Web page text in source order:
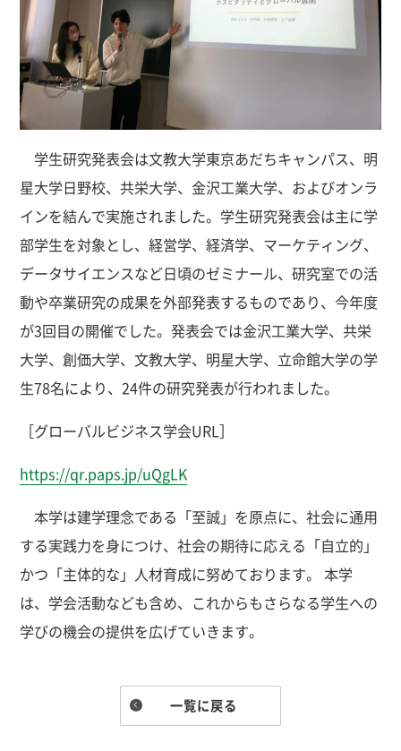
学生研究発表会は文教大学東京あだちキャンパス、明
星大学日野校、共栄大学、金沢工業大学、およびオンラ
インを結んで実施されました。学生研究発表会は主に学
部学生を対象とし、経営学、経済学、マーケティング、
データサイエンスなど日頃のゼミナール、研究室での活
動や卒業研究の成果を外部発表するものであり、今年度
が3回目の開催でした。発表会では金沢工業大学、共栄
大学、創価大学、文教大学、明星大学、立命館大学の学
生78名により、24件の研究発表が行われました。
［グローバルビジネス学会URL］
https://qr.paps.jp/uQgLK
本学は建学理念である「至誠」を原点に、社会に通用
する実践力を身につけ、社会の期待に応える「自立的」
かつ「主体的な」人材育成に努めております。 本学
は、学会活動なども含め、これからもさらなる学生への
学びの機会の提供を広げていきます。
一覧に戻る